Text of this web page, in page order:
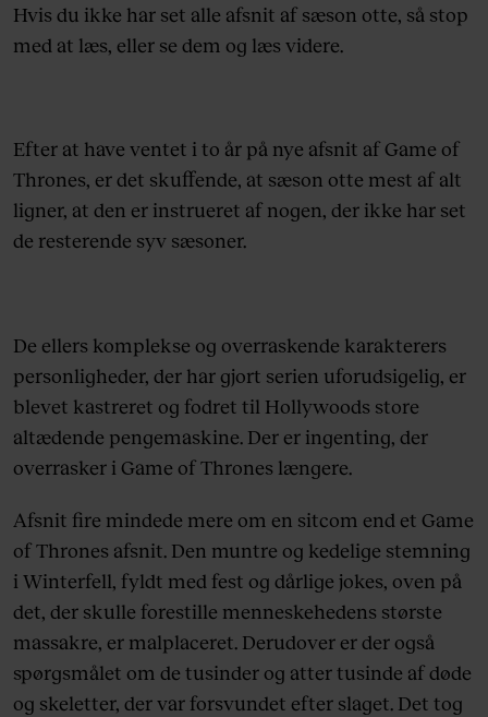
Hvis du ikke har set alle afsnit af sæson otte, så stop
med at læs, eller se dem og læs videre.
Efter at have ventet i to år på nye afsnit af Game of
Thrones, er det skuffende, at sæson otte mest af alt
ligner, at den er instrueret af nogen, der ikke har set
de resterende syv sæsoner.
De ellers komplekse og overraskende karakterers
personligheder, der har gjort serien uforudsigelig, er
blevet kastreret og fodret til Hollywoods store
altædende pengemaskine. Der er ingenting, der
overrasker i Game of Thrones længere.
Afsnit fire mindede mere om en sitcom end et Game
of Thrones afsnit. Den muntre og kedelige stemning
i Winterfell, fyldt med fest og dårlige jokes, oven på
det, der skulle forestille menneskehedens største
massakre, er malplaceret. Derudover er der også
spørgsmålet om de tusinder og atter tusinde af døde
og skeletter, der var forsvundet efter slaget. Det tog